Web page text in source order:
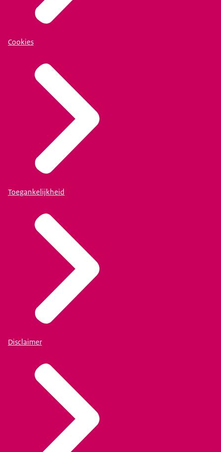
Cookies
Toegankelijkheid
Disclaimer